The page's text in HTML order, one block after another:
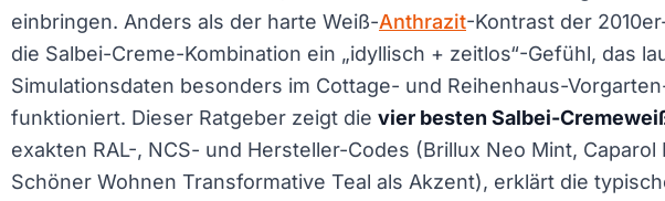
einbringen. Anders als der harte Weiß-Anthrazit-Kontrast der
die Salbei-Creme-Kombination ein „idyllisch + zeitlos“-Gefühl, das
Simulationsdaten besonders im Cottage- und Reihenhaus-
funktioniert. Dieser Ratgeber zeigt die vier besten Salbei-
exakten RAL-, NCS- und Hersteller-Codes (Brillux Neo Mint, Caparol
Schöner Wohnen Transformative Teal als Akzent), erklärt die